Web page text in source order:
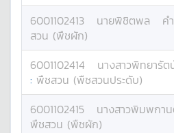
6001102413 นายพิชิตพล ค
สวน (พืชผัก)
6001102414 นางสาวพิทยารัต
: พืชสวน (พืชสวนประดับ)
6001102415 นางสาวพิมพกา
พืชสวน (พืชผัก)